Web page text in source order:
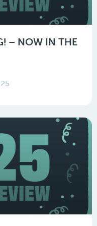
– NOW IN THE